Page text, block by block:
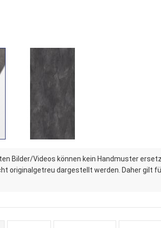
Bilder/Videos können kein Handmuster
originalgetreu dargestellt werden. Daher gilt